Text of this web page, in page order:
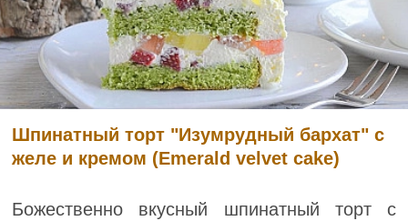
Шпинатный торт "Изумрудный бархат" с
желе и кремом (Emerald velvet cake)
Божественно вкусный шпинатный торт с